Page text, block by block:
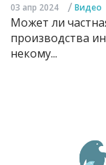
03 апр 2024 / Видео
Может ли
производства
некому...